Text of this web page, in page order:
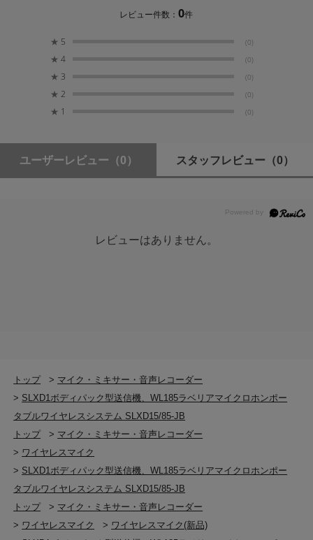
レビュー件数：0件
★ 5 (0)
★ 4 (0)
★ 3 (0)
★ 2 (0)
★ 1 (0)
ユーザーレビュー （0） スタッフレビュー （0）
レビューはありません。
トップ > マイク・ミキサー・音声レコーダー
> SLXD1ボディパック型送信機、WL185ラベリアマイクロホンポー
タブルワイヤレスシステム SLXD15/85-JB
トップ
> マイク・ミキサー・音声レコーダー
> ワイヤレスマイク
> SLXD1ボディパック型送信機、WL185ラベリアマイクロホンポー
タブルワイヤレスシステム SLXD15/85-JB
トップ
> マイク・ミキサー・音声レコーダー
> ワイヤレスマイク > ワイヤレスマイク(新品)